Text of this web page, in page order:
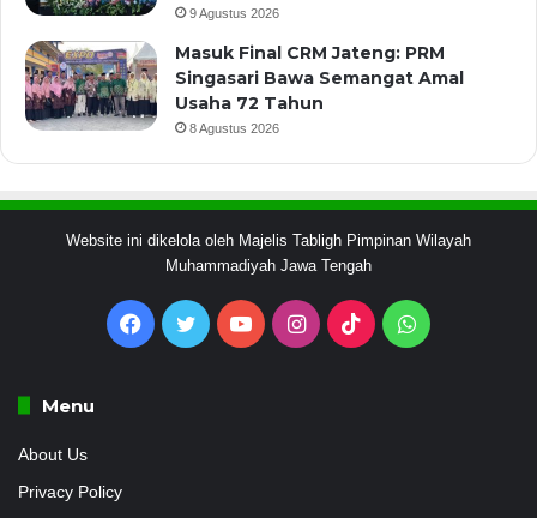
9 Agustus 2026
Masuk Final CRM Jateng: PRM
Singasari Bawa Semangat Amal
Usaha 72 Tahun
8 Agustus 2026
Website ini dikelola oleh Majelis Tabligh Pimpinan Wilayah
Muhammadiyah Jawa Tengah
Facebook
Twitter YouTubeInstagram
TikTokWhatsApp
Menu
About Us
Privacy Policy